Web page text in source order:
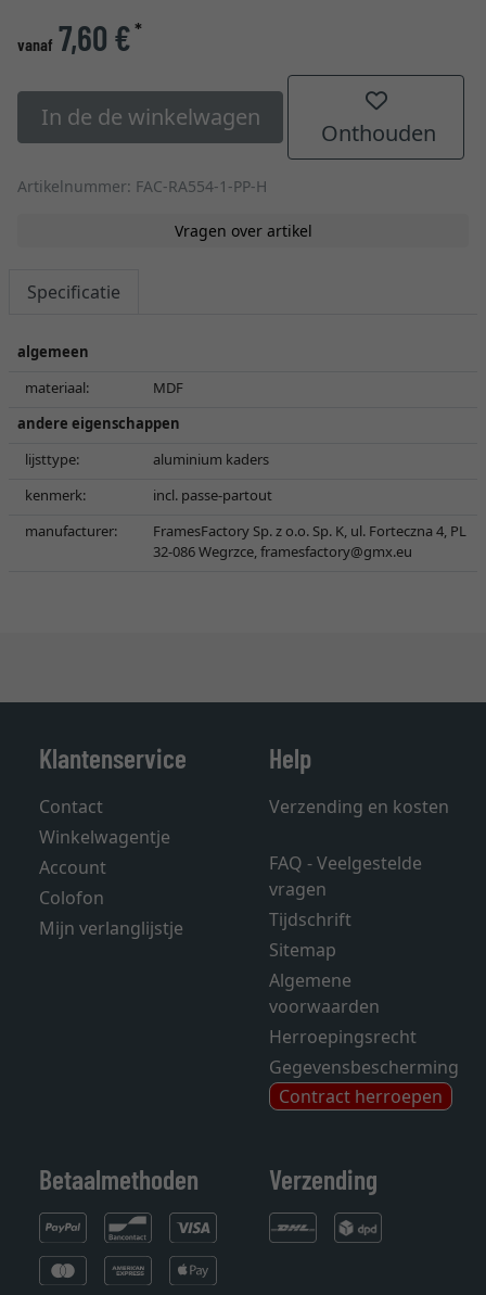
vanaf 7,60 €*
In de de winkelwagen
Onthouden
Artikelnummer: FAC-RA554-1-PP-H
Vragen over artikel
Specificatie
algemeen
materiaal:
MDF
andere eigenschappen
lijsttype:
aluminium kaders
kenmerk:
incl. passe-partout
manufacturer:
FramesFactory Sp. z o.o. Sp. K, ul. Forteczna 4, PL
32-086 Wegrzce,framesfactory@gmx.eu
Klantenservice
Contact
Winkelwagentje
Account
Colofon
Mijn verlanglijstje
Help
Verzending en kosten
FAQ - Veelgestelde
vragen
Tijdschrift
Sitemap
Algemene
voorwaarden
Herroepingsrecht
Gegevensbescherming
Contract herroepen
Betaalmethoden Verzending